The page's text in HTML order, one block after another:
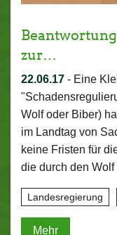
zur…
22.06.17 - Eine
Wolf oder Biber)
im Landtag von
keine Fristen für
die durch den
Landesregierung
Mehr